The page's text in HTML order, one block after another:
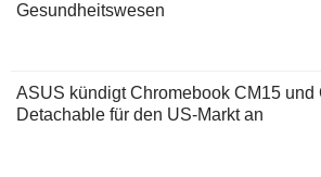
Gesundheitswesen
ASUS kündigt Chromebook CM15 und
Detachable für den US-Markt an